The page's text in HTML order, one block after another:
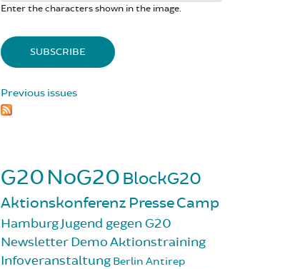
Enter the characters shown in the image.
Previous issues
G20NoG20 BlockG20
Aktionskonferenz PresseCamp
HamburgJugend gegen G20
NewsletterDemoAktionstraining
Infoveranstaltung Berlin Antirep